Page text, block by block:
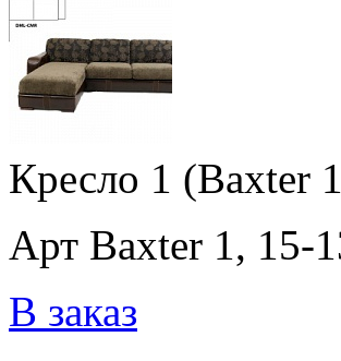
Кресло 1 (Baxter
Арт Baxter 1, 15-
В заказ